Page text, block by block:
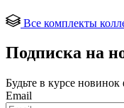
Все комплекты
Подписка на
Будьте в курсе новинок
Email